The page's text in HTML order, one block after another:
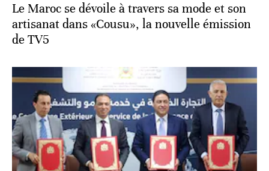
Le Maroc se dévoile à travers sa mode et son
artisanat dans «Cousu», la nouvelle émission
de TV5